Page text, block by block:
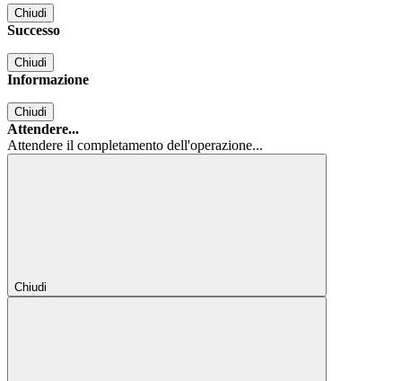
Chiudi
Successo
Chiudi
Informazione
Chiudi
Attendere...
Attendere il completamento dell'operazione...
Chiudi